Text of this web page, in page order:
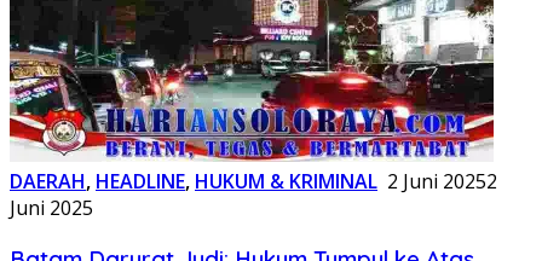
DAERAH, HEADLINE, HUKUM & KRIMINAL 2 Juni 20252
Juni 2025